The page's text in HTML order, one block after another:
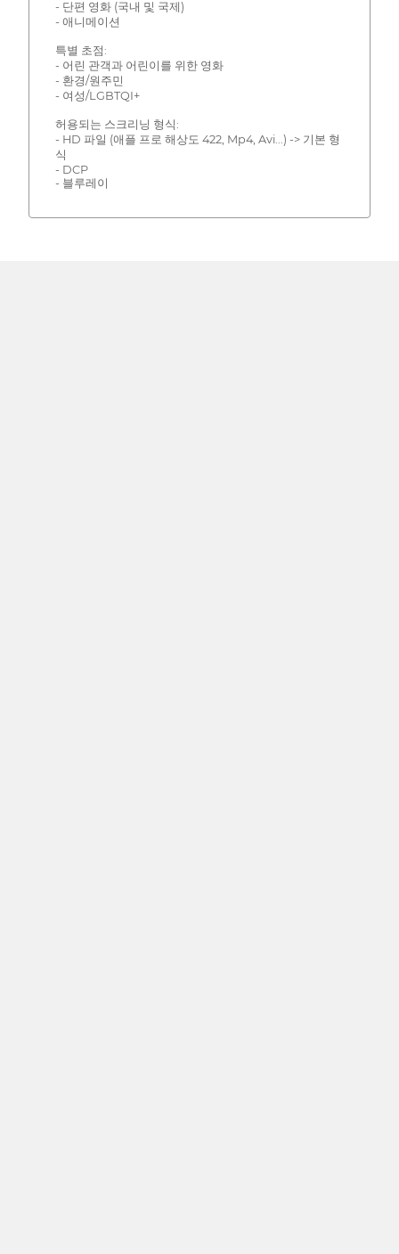
- 단편 영화 (국내 및 국제)
- 애니메이션
특별 초점:
- 어린 관객과 어린이를 위한 영화
- 환경/원주민
- 여성/LGBTQI+
허용되는 스크리닝 형식:
- HD 파일 (애플 프로 해상도 422, Mp4, Avi...) -> 기본 형
식
- DCP
- 블루레이